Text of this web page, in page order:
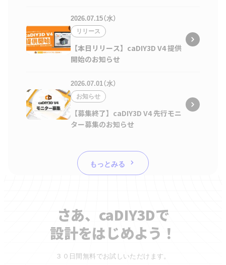
2026.07.15（水）
リリース
【本日リリース】caDIY3D V4 提供
開始のお知らせ
2026.07.01（水）
お知らせ
【募集終了】caDIY3D V4 先行モニ
ター募集のお知らせ
もっとみる
さあ、caDIY3Dで
設計をはじめよう！
３０日間無料でお試しいただけます。